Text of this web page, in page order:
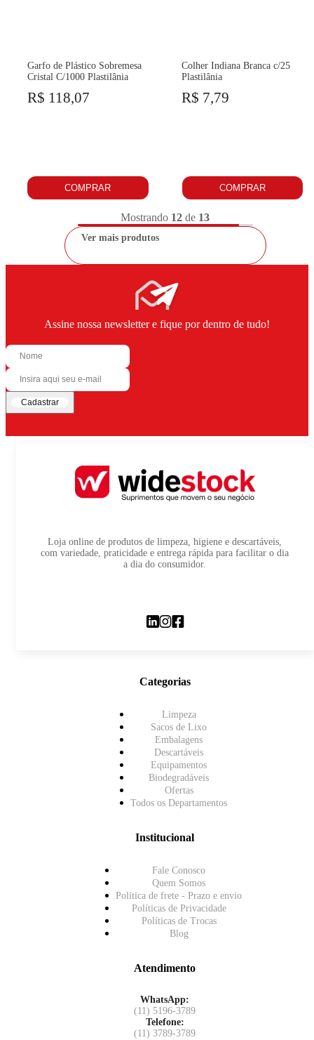
Garfo de Plástico Sobremesa
Cristal C/1000 Plastilânia
R$ 118,07
COMPRAR
Colher Indiana Branca c/25
Plastilânia
R$ 7,79
COMPRAR
Mostrando 12 de 13
Ver mais produtos
Assine nossa newsletter e fique por dentro de tudo!
Cadastrar
Loja online de produtos de limpeza, higiene e descartáveis,
com variedade, praticidade e entrega rápida para facilitar o dia
a dia do consumidor.
Categorias
Limpeza
Sacos de Lixo
Embalagens
Descartáveis
Equipamentos
Biodegradáveis
Ofertas
Todos os Departamentos
Institucional
Fale Conosco
Quem Somos
Política de frete - Prazo e envio
Políticas de Privacidade
Políticas de Trocas
Blog
Atendimento
WhatsApp:
(11) 5196-3789
Telefone:
(11) 3789-3789